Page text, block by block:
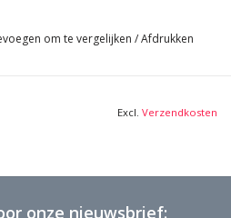
om te vergelijken /Afdrukken
Excl. Verzendkosten
onze nieuwsbrief: